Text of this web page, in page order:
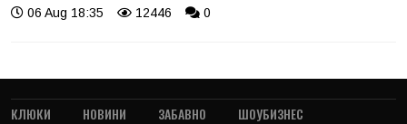
06 Aug 18:35 12446 0
КЛЮКИ НОВИНИ ЗАБАВНО
ШОУБИЗНЕС